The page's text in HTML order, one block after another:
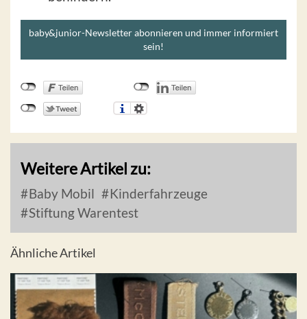
baby&junior-Newsletter abonnieren und immer informiert
sein!
Weitere Artikel zu:
Baby Mobil
Kinderfahrzeuge
Stiftung Warentest
Ähnliche Artikel